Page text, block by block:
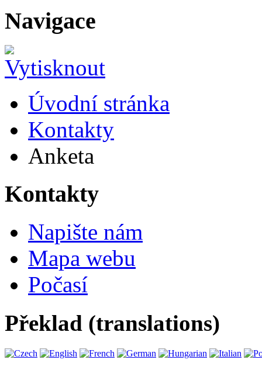
Navigace
Úvodní stránka
Kontakty
Anketa
Kontakty
Napište nám
Mapa webu
Počasí
Překlad (translations)